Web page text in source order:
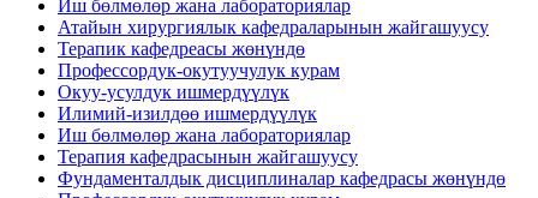
Иш бөлмөлөр жана лабораториялар
Атайын хирургиялык кафедраларынын жайгашуусу
Терапик кафедреасы жөнүндө
Профессордук-окутуучулук курам
Окуу-усулдук ишмердүүлүк
Илимий-изилдөө ишмердүүлүк
Иш бөлмөлөр жана лабораториялар
Терапия кафедрасынын жайгашуусу
Фундаменталдык дисциплиналар кафедрасы жөнүндө